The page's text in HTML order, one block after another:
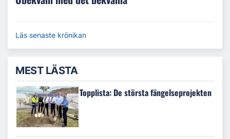
Läs senaste krönikan
MEST LÄSTA
Topplista: De största fängelseprojekten